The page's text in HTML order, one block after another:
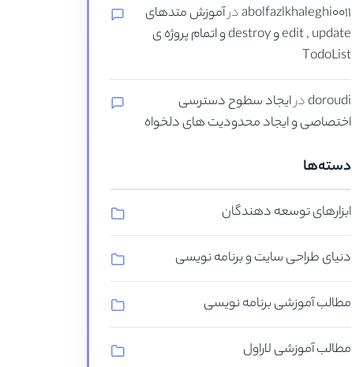
abolfazlkhaleghi0011درآموزش متدهای
edit , update و destroy و اتمام پروژه ی
TodoList
doroudiدرایجاد سطوح دسترسی
اختصاصی و ایجاد محدودیت های دلخواه
دسته‌ها
ابزارهای توسعه دهندگان
دنیای طراحی سایت و برنامه نویسی
مطالب آموزشی برنامه نویسی
مطالب آموزشی لاراول